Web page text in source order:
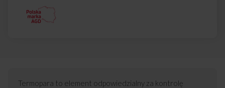
Termopara to element odpowiedzialny za kontrolę